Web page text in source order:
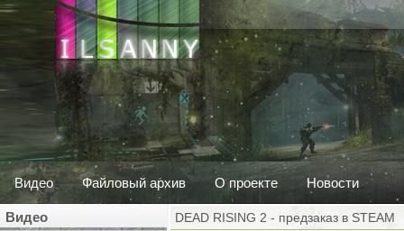
Видео Файловый архив О проекте Новости
Видео DEAD RISING 2 - предзаказ в STEAM